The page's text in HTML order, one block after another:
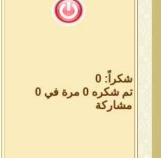
شكراً: 0
تم شكره 0 مرة في 0
مشاركة